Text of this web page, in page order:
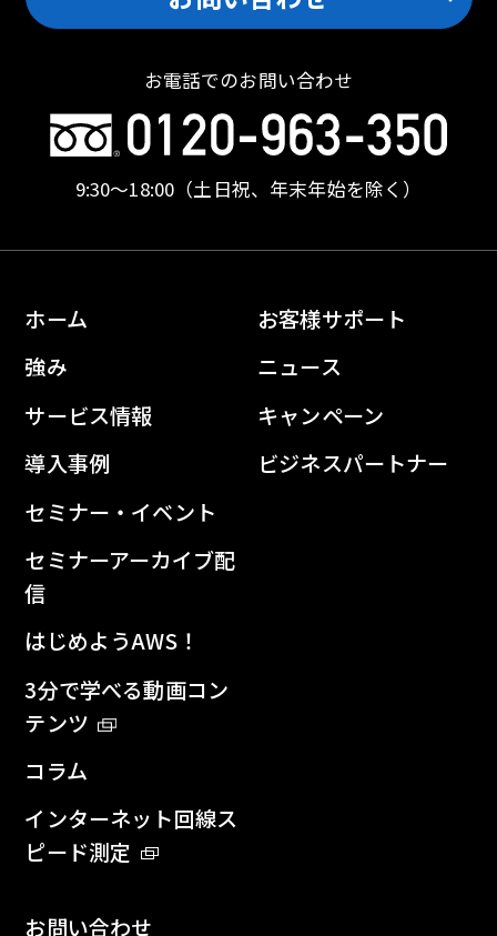
お電話でのお問い合わせ
9:30〜18:00 （土日祝、年末年始を除く）
ホーム
強み
サービス情報
導入事例
セミナー・イベント
セミナーアーカイブ配
信
はじめようAWS！
3分で学べる動画コン
テンツ
コラム
インターネット回線ス
ピード測定
お客様サポート
ニュース
キャンペーン
ビジネスパートナー
お問い合わせ